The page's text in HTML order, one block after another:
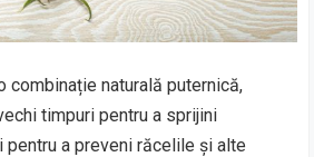
combinație naturală puternică,
timpuri pentru a sprijini
pentru a preveni răcelile și alte